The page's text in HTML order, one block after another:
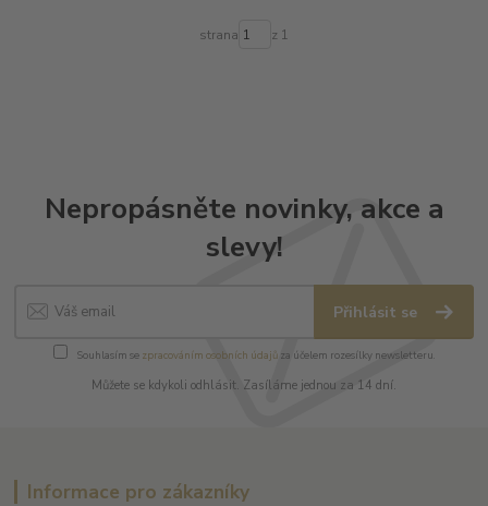
strana z 1
Nepropásněte novinky, akce a
slevy!
Přihlásit se
Souhlasím se zpracováním osobních údajůza účelem rozesílky newsletteru.
Můžete se kdykoli odhlásit. Zasíláme jednou za 14 dní.
Informace pro zákazníky